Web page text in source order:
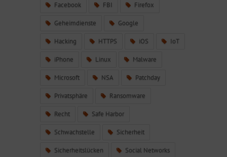
Facebook FBI Firefox
Geheimdienste Google
Hacking HTTPS iOS IoT
iPhone Linux Malware
Microsoft NSA Patchday
Privatsphäre Ransomware
Recht Safe Harbor
Schwachstelle Sicherheit
Sicherheitslücken Social Networks